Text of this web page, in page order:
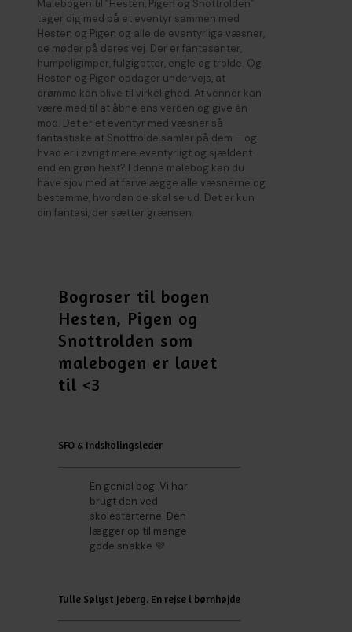
Malebogen til ”Hesten, Pigen og Snottrolden”
tager dig med på et eventyr sammen med
Hesten og Pigen og alle de eventyrlige væsner,
de møder på deres vej. Der er fantasanter,
humpeligimper, fulgigotter, engle og trolde. Og
Hesten og Pigen opdager undervejs, at
drømme kan blive til virkelighed. At venner kan
være med til at åbne ens verden og give én
mod. Det er et eventyr med væsner så
fantastiske at Snottrolde samler på dem – og
hvad er i øvrigt mere eventyrligt og sjældent
end en grøn hest? I denne malebog kan du
have sjov med at farvelægge alle væsnerne og
bestemme, hvordan de skal se ud. Det er kun
din fantasi, der sætter grænsen.
Bogroser til bogen
Hesten, Pigen og
Snottrolden som
malebogen er lavet
til <3
SFO & Indskolingsleder
En genial bog. Vi har
brugt den ved
skolestarterne. Den
lægger op til mange
gode snakke 💜
Tulle Sølyst Jeberg. En rejse i børnhøjde